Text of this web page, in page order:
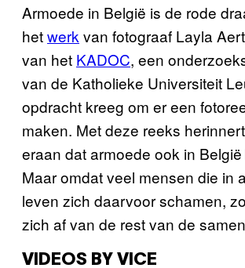
Armoede in België is de rode
hetwerk van fotograaf Layla
van het KADOC, een
van de Katholieke Universiteit
opdracht kreeg om er een
maken. Met deze reeks
eraan dat armoede ook in
Maar omdat veel mensen die in
leven zich daarvoor schamen,
zich af van de rest van de
VIDEOS BY VICE